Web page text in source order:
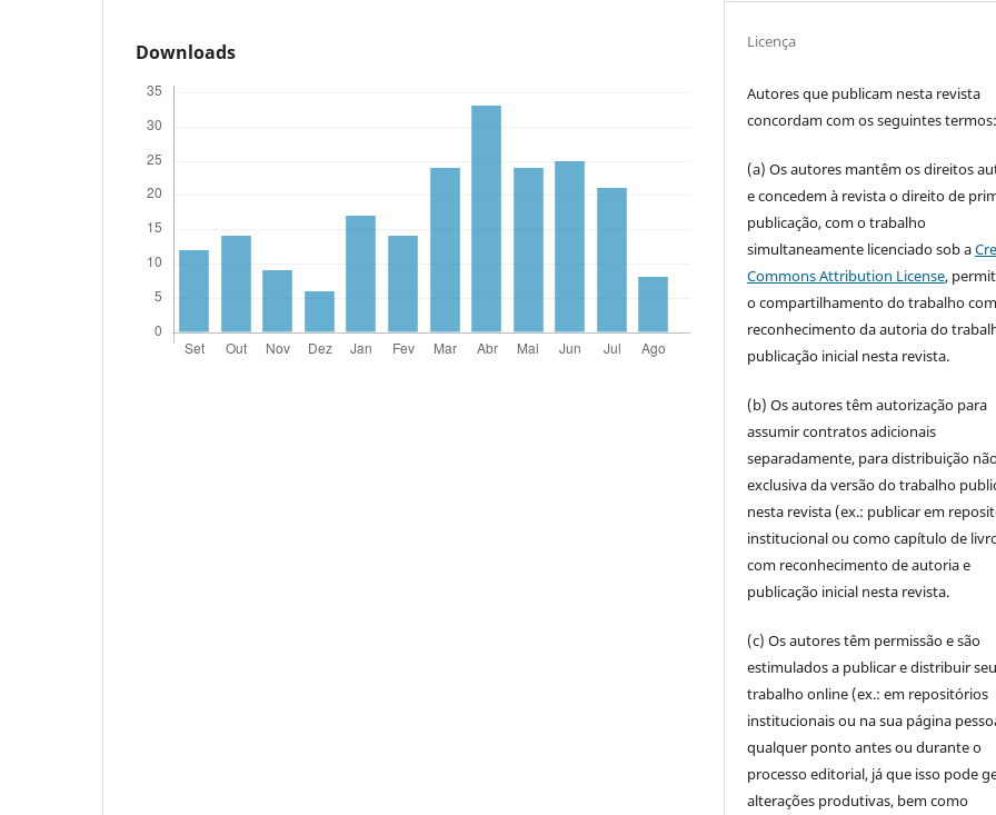
Downloads Licença
Autores que publicam nesta revista
concordam com os seguintes termos:
(a) Os autores mantêm os direitos
e concedem à revista o direito de
publicação, com o trabalho
simultaneamente licenciado sob a
Commons Attribution License,
o compartilhamento do trabalho com
reconhecimento da autoria do
publicação inicial nesta revista.
(b) Os autores têm autorização para
assumir contratos adicionais
separadamente, para distribuição
exclusiva da versão do trabalho
nesta revista (ex.: publicar em
institucional ou como capítulo de
com reconhecimento de autoria e
publicação inicial nesta revista.
(c) Os autores têm permissão e são
estimulados a publicar e distribuir seu
trabalho online (ex.: em repositórios
institucionais ou na sua página
qualquer ponto antes ou durante o
processo editorial, já que isso pode
alterações produtivas, bem como